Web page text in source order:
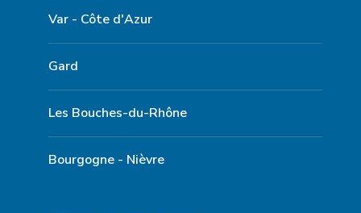
Var - Côte d'Azur
Gard
Les Bouches-du-Rhône
Bourgogne - Nièvre